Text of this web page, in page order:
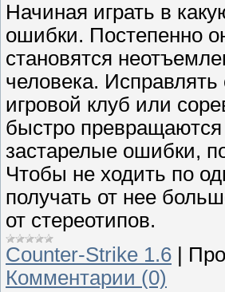
Начиная играть в
ошибки. Постепенно
становятся
человека.
игровой клуб или
быстро превращаются
застарелые ошибки,
Чтобы не ходить по
получать от нее
от стереотипов.
Counter-Strike 1.6
Комментарии (0)